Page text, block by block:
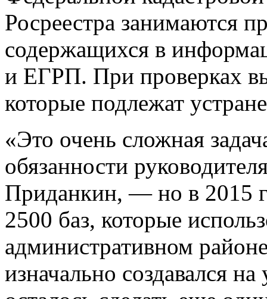
Росреестра занимаются
содержащихся в
и ЕГРП. При проверках
которые подлежат
«Это очень сложная
обязанности
Приданкин, — но в 2015
2500 баз, которые
административном
изначально создавался